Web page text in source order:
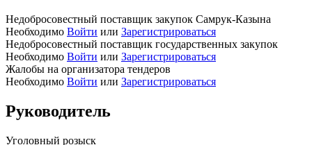
Недобросовестный поставщик закупок Самрук-Казына
Необходимо Войти или Зарегистрироваться
Недобросовестный поставщик государственных закупок
Необходимо Войти или Зарегистрироваться
Жалобы на организатора тендеров
Необходимо Войти или Зарегистрироваться
Руководитель
Уголовный розыск